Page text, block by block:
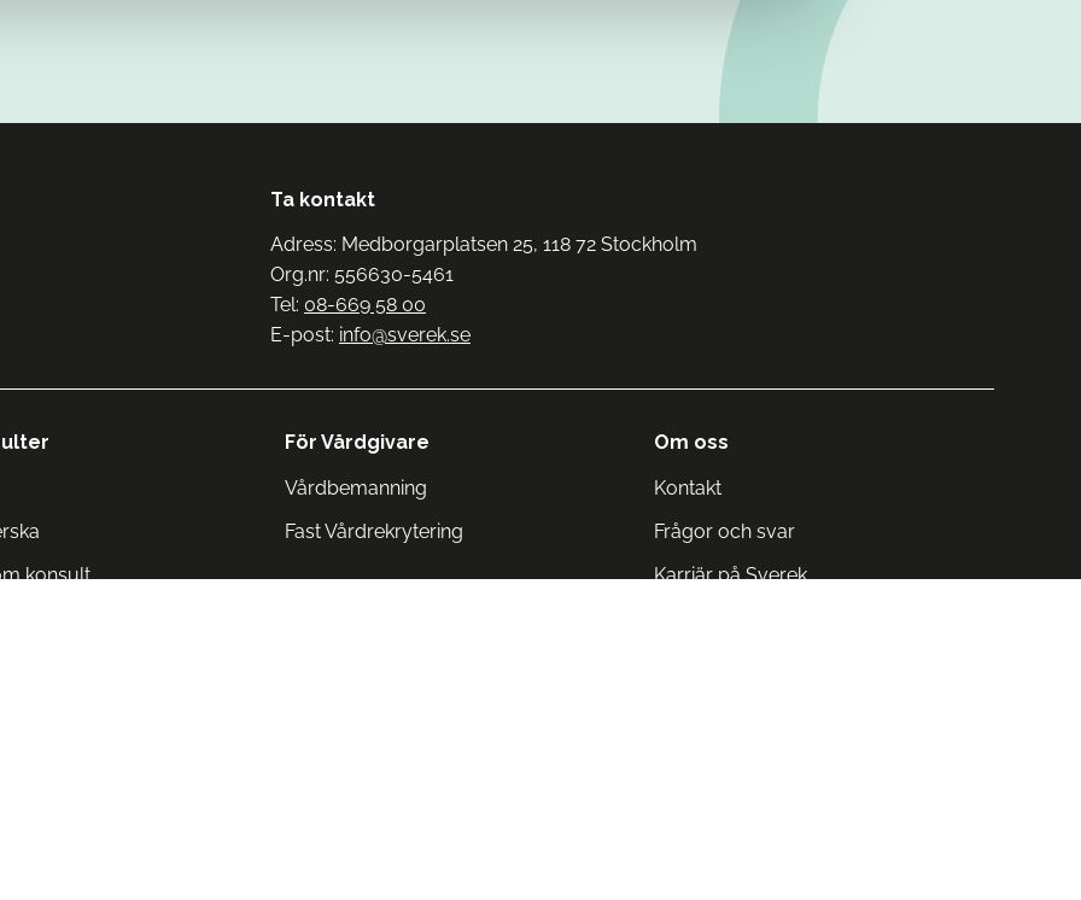
Ta kontakt
Adress: Medborgarplatsen 25, 118 72 Stockholm
Org.nr: 556630-5461
Tel: 08-669 58 00
E-post: info@sverek.se
konsult
För Vårdgivare
Vårdbemanning
Fast Vårdrekrytering
Om oss
Kontakt
Frågor och svar
Karriär på Sverek